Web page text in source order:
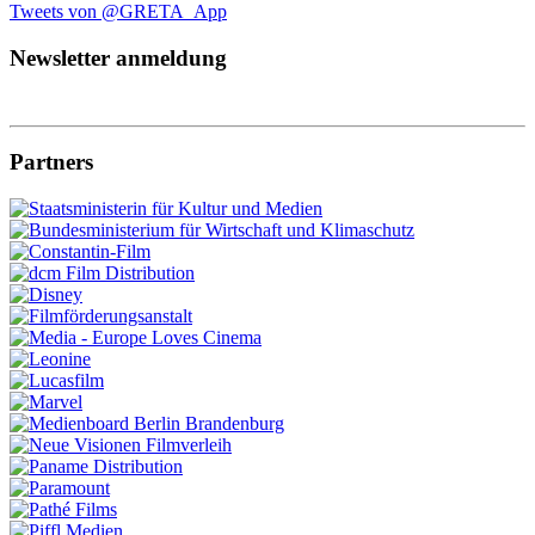
Tweets von @GRETA_App
Newsletter anmeldung
Partners